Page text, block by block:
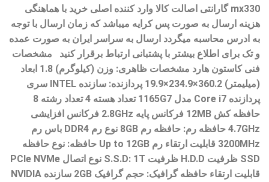
mx330 گارانتی اصالت کالا وارد کننده اصلی خرید با هماهنگی
هزینه ارسال به صورت پس کرایه میباشد که زمان ارسال با توجه
به ادرس محاسبه میگردد ارسال به سراسر ایران به صورت عمده
و تک برای اطلاع بیشتر با پشتبانی ارتباط برقرار کنید مشخصات
فنی کاستون هارد مشخصات ظاهری: وزن (کیلوگرم) 1.8 ابعاد
(میلیمتر) 360.2×234.9×19.9 پردازنده: سازنده INTEL سری
پردازنده Core i7 مدل 1165G7 تعداد هسته 4 تعداد رشته 8
حافظه کش 12MB فرکانس پایه 2.8GHz فرکانس افزایشی
4.7GHz حافظه رم: حافظه رم 8GB نوع رم DDR4 باس رم
3200MHz قابلیت ارتقاء رم Up to 12GB حافظه: نوع حافظه
SSD ظرفیت H.D.D ظرفیت S.S.D: 1T نوع اتصال PCIe NVMe
قابلیت ارتقاء حافظه گرافیک: حجم گرافیک 2GB سازنده NVIDIA